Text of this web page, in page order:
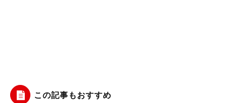
この記事もおすすめ